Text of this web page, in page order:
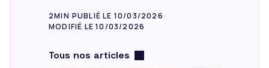
2MIN PUBLIÉ LE 10/03/2026
MODIFIÉ LE 10/03/2026
Tous nos articles